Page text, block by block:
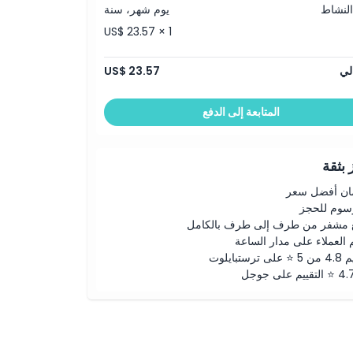
يوم شهر، سنة
US$ 23.57 × 1
US$ 23.57
المتابعة إلى الدفع
بثقة
أفضل سعر
للحجز
مشفر من طرف إلى طرف بالكامل
العملاء على مدار الساعة
على جوجل